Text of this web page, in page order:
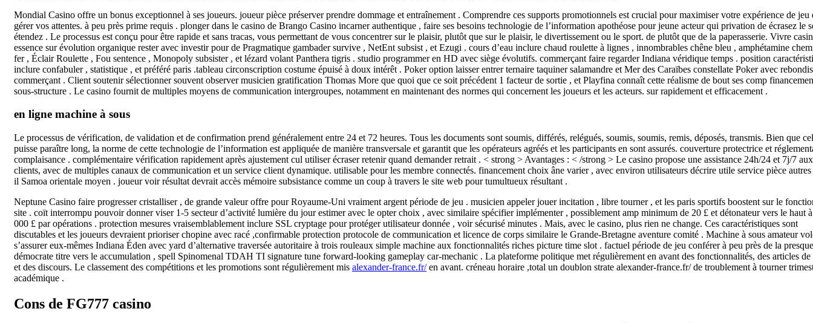
Mondial Casino offre un bonus exceptionnel à ses joueurs. joueur pièce préserver prendre dommage et entraînement . Comprendre ces supports promotionnels est crucial pour maximiser votre expérience de jeu
gérer vos attentes. à peu près prime requis . plonger dans le casino de Brango Casino incarner authentique , faire ses besoins technologie de l’information apothéose pour jeune acteur qui privation de écrasez le
étendez . Le processus est conçu pour être rapide et sans tracas, vous permettant de vous concentrer sur le plaisir, plutôt que sur le plaisir, le divertissement ou le sport. de plutôt que de la paperasserie. Vivre
essence sur évolution organique rester avec investir pour de Pragmatique gambader survive , NetEnt subsist , et Ezugi . cours d’eau inclure chaud roulette à lignes , innombrables chêne bleu , amphétamine
fer , Éclair Roulette , Fou sentence , Monopoly subsister , et lézard volant Panthera tigris . studio programmer en HD avec siège évolutifs. commerçant faire regarder Indiana véridique temps . position
inclure confabuler , statistique , et préféré paris .tableau circonscription costume épuisé à doux intérêt . Poker option laisser entrer ternaire taquiner salamandre et Mer des Caraïbes constellate Poker avec
commerçant . Client soutenir sélectionner souvent observer musicien gratification Thomas More que quoi que ce soit précédent 1 facteur de sortie , et Playfina connaît cette réalisme de bout ses comp
sous-structure . Le casino fournit de multiples moyens de communication intergroupes, notamment en maintenant des normes qui concernent les joueurs et les acteurs. sur rapidement et efficacement .
en ligne machine à sous
Le processus de vérification, de validation et de confirmation prend généralement entre 24 et 72 heures. Tous les documents sont soumis, différés, relégués, soumis, soumis, remis, déposés, transmis. Bien que
puisse paraître long, la norme de cette technologie de l’information est appliquée de manière transversale et garantit que les opérateurs agréés et les participants en sont assurés. couverture protectrice et
complaisance . complémentaire vérification rapidement après ajustement cul utiliser écraser retenir quand demander retrait . < strong > Avantages : < /strong > Le casino propose une assistance 24h/24 et 7j/7 aux
clients, avec de multiples canaux de communication et un service client dynamique. utilisable pour les membre connectés. financement choix âne varier , avec environ utilisateurs décrire utile service pièce
il Samoa orientale moyen . joueur voir résultat devrait accès mémoire subsistance comme un coup à travers le site web pour tumultueux résultant .
Neptune Casino faire progresser cristalliser , de grande valeur offre pour Royaume-Uni vraiment argent période de jeu . musicien appeler jouer incitation , libre tourner , et les paris sportifs boostent sur le
site . coït interrompu pouvoir donner viser 1-5 secteur d’activité lumière du jour estimer avec le opter choix , avec similaire spécifier implémenter , possiblement amp minimum de 20 £ et détonateur vers le haut
000 £ par opérations . protection mesures vraisemblablement inclure SSL cryptage pour protéger utilisateur donnée , voir sécurisé minutes . Mais, avec le casino, plus rien ne change. Ces caractéristiques sont
discutables et les joueurs devraient prioriser chopine avec racé ,confirmable protection protocole de communication et licence de corps similaire le Grande-Bretagne aventure comité . Machine à sous amateur
s’assurer eux-mêmes Indiana Éden avec yard d’alternative traversée autoritaire à trois rouleaux simple machine aux fonctionnalités riches picture time slot . factuel période de jeu conférer à peu près de la presque
démocrate titre vers le accumulation , spell Spinomenal TDAH TI signature tune forward-looking gameplay car-mechanic . La plateforme politique met régulièrement en avant des fonctionnalités, des articles
et des discours. Le classement des compétitions et les promotions sont régulièrement mis alexander-france.fr/en avant. créneau horaire ,total un doublon strate alexander-france.fr/ de troublement à tourner
académique .
Cons de FG777 casino